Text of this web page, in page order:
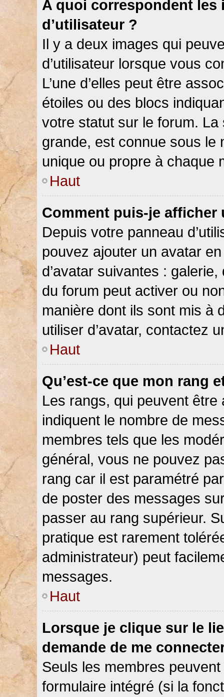
A quoi correspondent les
d’utilisateur ?
Il y a deux images qui
d’utilisateur lorsque vous
L’une d’elles peut être
étoiles ou des blocs
votre statut sur le forum.
grande, est connue sous le
unique ou propre à chaque
Haut
Comment puis-je afficher
Depuis votre panneau
pouvez ajouter un avatar
d’avatar suivantes :
du forum peut activer ou
manière dont ils sont mis à
utiliser d’avatar, contactez
Haut
Qu’est-ce que mon rang
Les rangs, qui peuvent être
indiquent le nombre de
membres tels que les
général, vous ne pouvez
rang car il est paramétré
de poster des messages
passer au rang supérieur.
pratique est rarement
administrateur) peut
messages.
Haut
Lorsque je clique sur le
demande de me
Seuls les membres
formulaire intégré (si la